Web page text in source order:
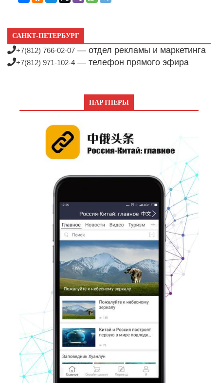
САНКТ-ПЕТЕРБУРГ
+7(812) 766-02-07 — отдел рекламы и маркетинга
+7(812) 971-102-4 — телефон прямого эфира
ПАРТНЕРЫ